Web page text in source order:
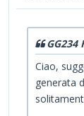
Ciao,
generata